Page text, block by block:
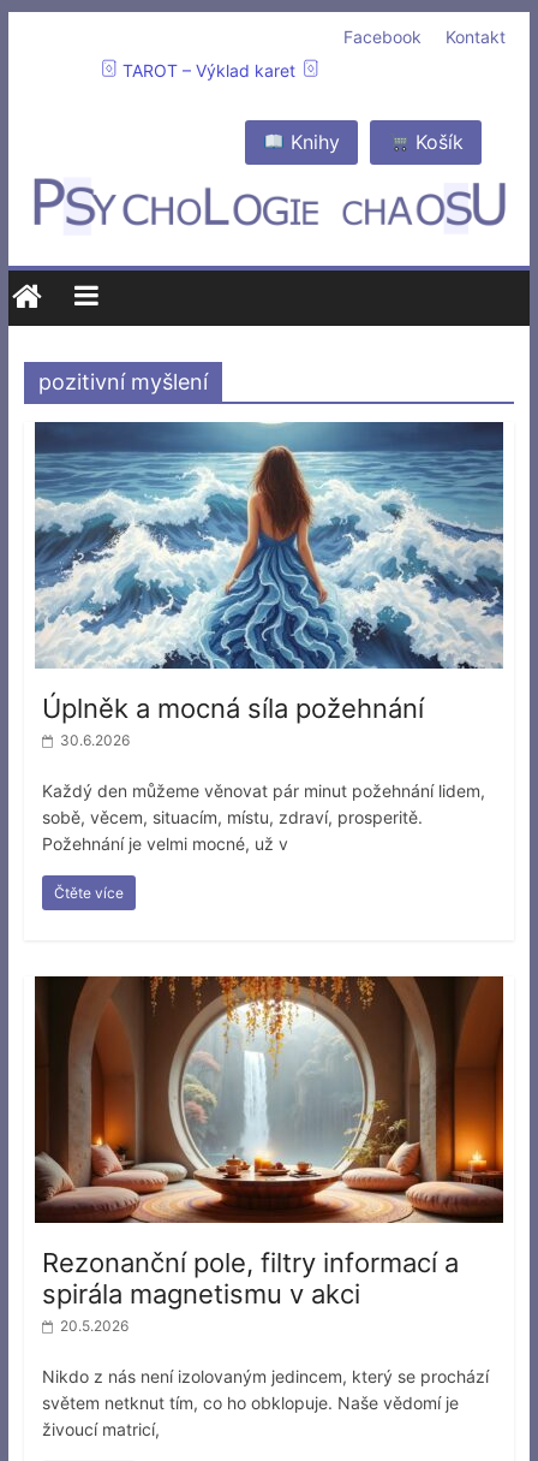
Kontakt
Facebook
TAROT – Výklad karet
Košík
Knihy
pozitivní myšlení
Úplněk a mocná síla požehnání
30.6.2026
Každý den můžeme věnovat pár minut požehnání lidem,
sobě, věcem, situacím, místu, zdraví, prosperitě.
Požehnání je velmi mocné, už v
Čtěte více
Rezonanční pole, filtry informací a
spirála magnetismu v akci
20.5.2026
Nikdo z nás není izolovaným jedincem, který se prochází
světem netknut tím, co ho obklopuje. Naše vědomí je
živoucí matricí,